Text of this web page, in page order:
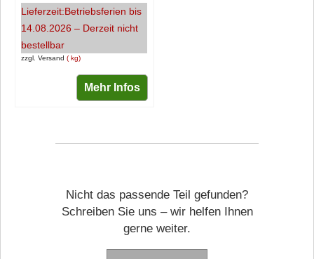
zzgl. Versand kg
Lieferzeit:Betriebsferien bis
14.08.2026 – Derzeit nicht
bestellbar
Mehr Infos
Nicht das passende Teil gefunden?
Schreiben Sie uns – wir helfen Ihnen
gerne weiter.